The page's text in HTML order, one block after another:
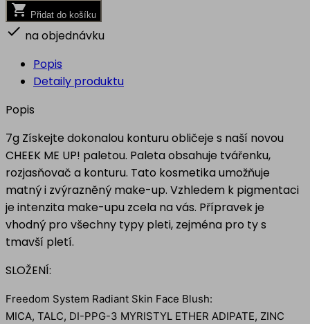
 Přidat do košíku
 na objednávku
Popis
Detaily produktu
Popis
7g Získejte dokonalou konturu obličeje s naší novou
CHEEK ME UP! paletou. Paleta obsahuje tvářenku,
rozjasňovač a konturu. Tato kosmetika umožňuje
matný i zvýrazněný make-up. Vzhledem k pigmentaci
je intenzita make-upu zcela na vás. Přípravek je
vhodný pro všechny typy pleti, zejména pro ty s
tmavší pletí.
SLOŽENÍ:
Freedom System Radiant Skin Face Blush:
MICA, TALC, DI-PPG-3 MYRISTYL ETHER ADIPATE, ZINC